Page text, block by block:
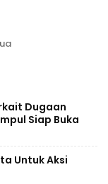
Dugaan
Siap Buka
Untuk Aksi